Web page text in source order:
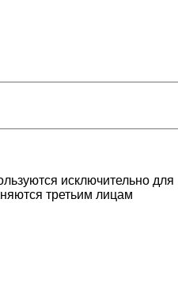
исключительно для
третьим лицам